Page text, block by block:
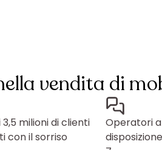
vendita di
3,5 milioni di clienti
con il sorriso
Operatori